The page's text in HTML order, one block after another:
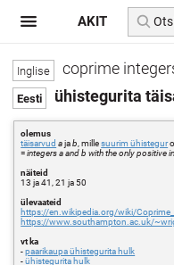
coprime
ühistegurita
olemus
täisarvud ajab , millesuurim ühistegur
=integers a and b with the only positive
näiteid
13 ja 41, 21 ja 50
ülevaateid
https://en.wikipedia.org/wiki/
https://www.southampton.ac.uk/
vt ka
-paarikaupa ühistegurita hulk
-ühistegurita hulk
AKIT